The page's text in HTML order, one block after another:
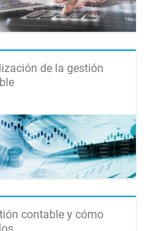
de la gestión
contable y cómo